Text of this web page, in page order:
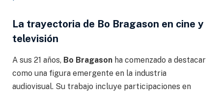
La trayectoria de Bo Bragason en cine y
televisión
A sus 21 años, Bo Bragason ha comenzado a destacar
como una figura emergente en la industria
audiovisual. Su trabajo incluye participaciones en